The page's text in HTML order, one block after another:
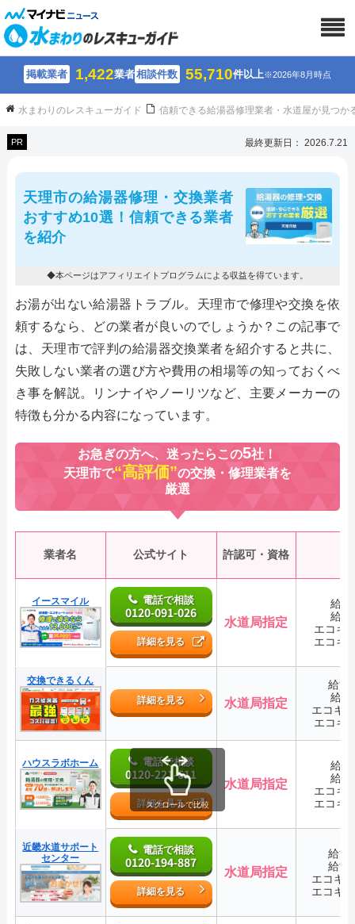
掲載業者 1,422業者相談件数 55,710件以上※2026年8月時点
水まわりのレスキューガイド 信頼できる給湯器修理業者・水道屋が見つか
PR 最終更新日： 2026.7.21
天理市の給湯器修理・交換業者
おすすめ10選！信頼できる業者
を紹介
◆本ページはアフィリエイトプログラムによる収益を得ています。
お湯が出ない給湯器トラブル。天理市で修理や交換を依
頼するなら、どの業者が良いのでしょうか？この記事で
は、天理市で評判の給湯器交換業者を紹介すると共に、
失敗しない業者の選び方や費用の相場等の知っておくべ
き事を解説。リンナイやノーリツなど、主要メーカーの
特徴も分かる内容になっています。
お急ぎの方へ、迷ったらこの5社！
天理市で“高評価”の交換・修理業者を
厳選
業者名 公式サイト 許認可・資格
イースマイル 電話で相談
0120-091-026
詳細を見る
水道局指定
給
給
エコキ
エコキ
交換できるくん
詳細を見る
水道局指定
給湯
給
エコキ
エコキ
ハウスラボホーム 電話で相談
0120-221-611
詳細を見る
水道局指定
給
給
エコキ
エコキ
近畿水道サポート
センター
電話で相談
0120-194-887
詳細を見る
水道局指定
給湯
給湯
エコキ
エコキ
スクロールで比較